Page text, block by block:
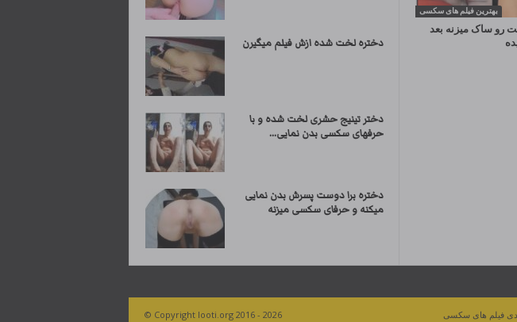
بهترین فیلم های سکسی
رو ساک میزنه بعد
دختره لخت شده ازش فیلم میگیرن
دختر تینیج حشری لخت شده و با
حرفهای سکسی بدن نمایی...
دختره برا دوست پسرش بدن نمایی
میکنه و حرفای سکسی میزنه
فیلم های سکسی © Copyright looti.org 2016 - 2026